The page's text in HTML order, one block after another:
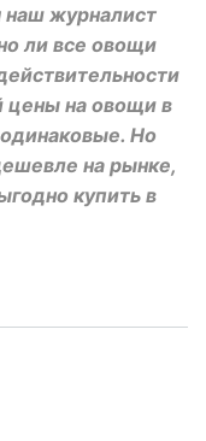
наш журналист
ли все овощи
цены на овощи в
Но
на рынке,
купить в